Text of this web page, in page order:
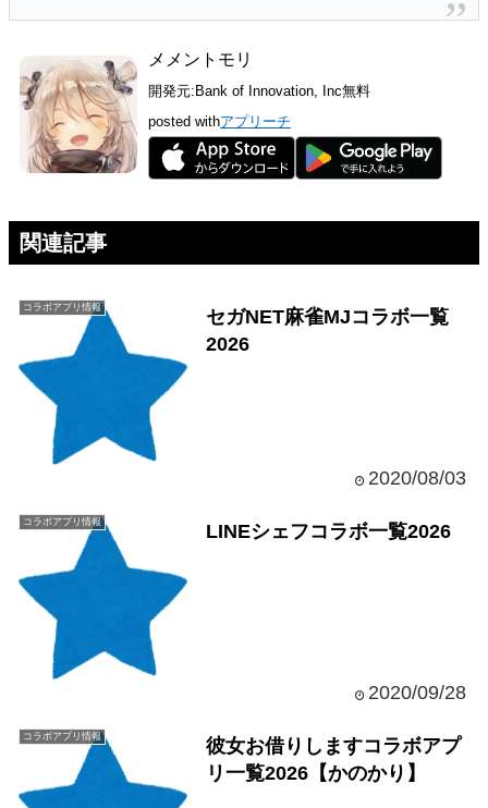
メメントモリ
開発元: Bank of Innovation, Inc無料
posted withアプリーチ
関連記事
コラボアプリ情報
セガNET麻雀MJコラボ一覧
2026
2020/08/03
コラボアプリ情報 LINEシェフコラボ一覧2026
2020/09/28
コラボアプリ情報
彼女お借りしますコラボアプ
リ一覧2026【かのかり】